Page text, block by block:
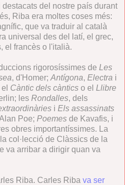
del nostre país durant
Riba era moltes coses més:
que va traduir al català
universal des del latí, el grec,
el francès o l'italià.
rigorosíssimes de Les
, d'Homer; Antígona, Electra i
Càntic dels càntics o el Llibre
les Rondalles, dels
i Els assassinats
Poe; Poemes de Kavafis, i
obres importantíssimes. La
col·lecció de Clàssics de la
va arribar a dirigir quan va
Riba. Carles Riba va ser